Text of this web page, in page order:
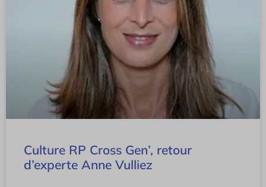
Culture RP Cross Gen’, retour
d’experte Anne Vulliez